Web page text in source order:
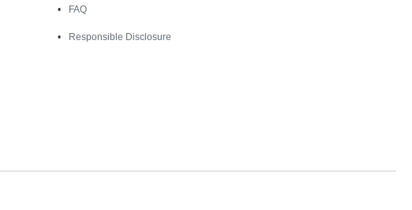
FAQ
Responsible Disclosure